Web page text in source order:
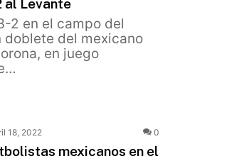
al Levante
2 en el campo del
doblete del mexicano
en juego
18, 2022 0
mexicanos en el